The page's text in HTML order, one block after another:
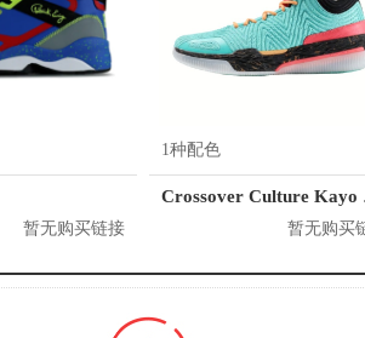
暂无购买链接
1种配色
暂无购买